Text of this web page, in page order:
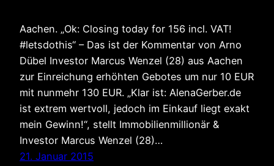
Aachen. „Ok: Closing today for 156 incl. VAT!
#letsdothis“ – Das ist der Kommentar von Arno
Dübel Investor Marcus Wenzel (28) aus Aachen
zur Einreichung erhöhten Gebotes um nur 10 EUR
mit nunmehr 130 EUR. „Klar ist: AlenaGerber.de
ist extrem wertvoll, jedoch im Einkauf liegt exakt
mein Gewinn!“, stellt Immobilienmillionär &
Investor Marcus Wenzel (28)…
21. Januar 2015